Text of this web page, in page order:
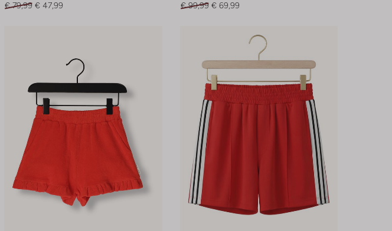
€ 79,99 € 47,99
€ 99,99 € 69,99